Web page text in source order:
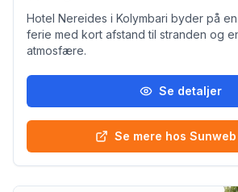
Hotel Nereides i Kolymbari byder på
ferie med kort afstand til stranden og
atmosfære.
Se detaljer
Se mere hos